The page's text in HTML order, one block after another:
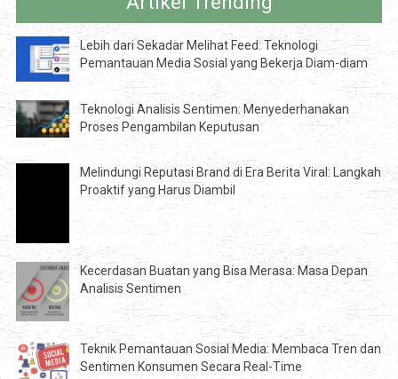
Lebih dari Sekadar Melihat Feed: Teknologi
Pemantauan Media Sosial yang Bekerja Diam-diam
Teknologi Analisis Sentimen: Menyederhanakan
Proses Pengambilan Keputusan
Melindungi Reputasi Brand di Era Berita Viral: Langkah
Proaktif yang Harus Diambil
Kecerdasan Buatan yang Bisa Merasa: Masa Depan
Analisis Sentimen
Teknik Pemantauan Sosial Media: Membaca Tren dan
Sentimen Konsumen Secara Real-Time